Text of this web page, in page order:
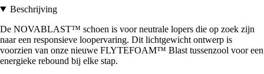
Beschrijving
De NOVABLAST™ schoen is voor neutrale lopers die op zoek zijn
naar een responsieve loopervaring. Dit lichtgewicht ontwerp is
voorzien van onze nieuwe FLYTEFOAM™ Blast tussenzool voor een
energieke rebound bij elke stap.